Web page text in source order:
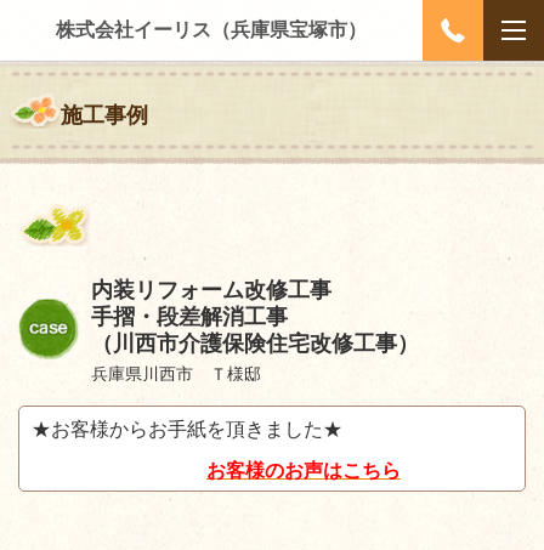
株式会社イーリス（兵庫県宝塚市）
施工事例
内装リフォーム改修工事
手摺・段差解消工事
（川西市介護保険住宅改修工事）
兵庫県川西市 Ｔ様邸
★お客様からお手紙を頂きました★
お客様のお声はこちら